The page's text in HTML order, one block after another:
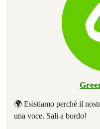
🌍 Esistiamo perché il
una voce. Sali a bordo!